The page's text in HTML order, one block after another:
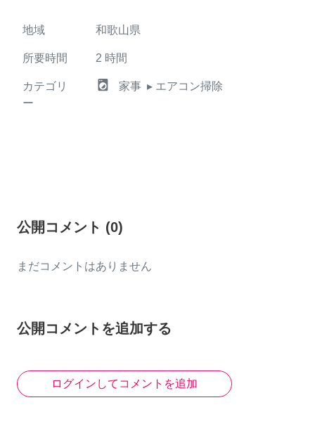
地域 和歌山県
所要時間 2 時間
カテゴリ
ー
local_laundry_service 家事 ▸ エアコン掃除
公開コメント (0)
まだコメントはありません
公開コメントを追加する
ログインしてコメントを追加